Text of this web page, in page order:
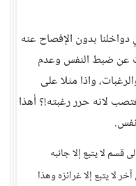
بدون الإفصاح عنه
عن ضبط النفس وعدم
واذا مثلا على
لانه حرر رغبته!؟ أهذا
قسم لا يتبع إلا جانبه
لا يتبع إلا غرائزه وهذا